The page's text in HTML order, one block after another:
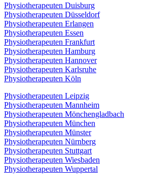
Physiotherapeuten Duisburg
Physiotherapeuten Düsseldorf
Physiotherapeuten Erlangen
Physiotherapeuten Essen
Physiotherapeuten Frankfurt
Physiotherapeuten Hamburg
Physiotherapeuten Hannover
Physiotherapeuten Karlsruhe
Physiotherapeuten Köln
Physiotherapeuten Leipzig
Physiotherapeuten Mannheim
Physiotherapeuten Mönchengladbach
Physiotherapeuten München
Physiotherapeuten Münster
Physiotherapeuten Nürnberg
Physiotherapeuten Stuttgart
Physiotherapeuten Wiesbaden
Physiotherapeuten Wuppertal